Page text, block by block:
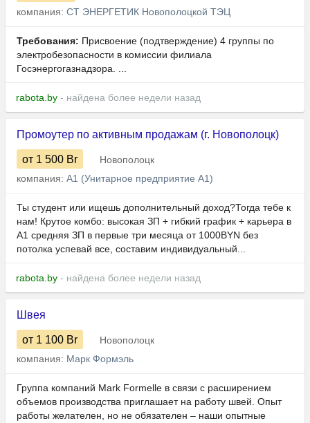
компания: СТ ЭНЕРГЕТИК Новополоцкой ТЭЦ
Требования: Присвоение (подтверждение) 4 группы по
электробезопасности в комиссии филиала
Госэнергогазнадзора. ...
rabota.by - найдена более недели назад
Промоутер по активным продажам (г. Новополоцк)
от 1 500 Br
Новополоцк
компания: А1 (Унитарное предприятие А1)
Ты студент или ищешь дополнительный доход?Тогда тебе к
нам! Крутое комбо: высокая ЗП + гибкий график + карьера в
А1 средняя ЗП в первые три месяца от 1000BYN без
потолка успевай все, составим индивидуальный...
rabota.by - найдена более недели назад
Швея
от 1 100 Br
Новополоцк
компания: Марк Формэль
Группа компаний Mark Formelle в связи с расширением
объемов производства приглашает на работу швей. Опыт
работы желателен, но не обязателен – наши опытные